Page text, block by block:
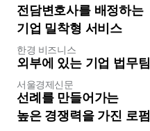
전담변호사를 배정하는
기업 밀착형 서비스
한경 비즈니스
외부에 있는 기업 법무팀
서울경제신문
선례를 만들어가는
높은 경쟁력을 가진 로펌